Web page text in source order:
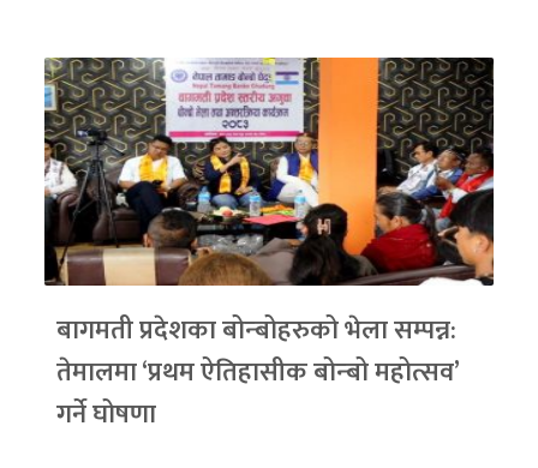
बागमती प्रदेशका बोन्बोहरुको भेला सम्पन्न:
तेमालमा ‘प्रथम ऐतिहासीक बोन्बो महोत्सव’
गर्ने घोषणा